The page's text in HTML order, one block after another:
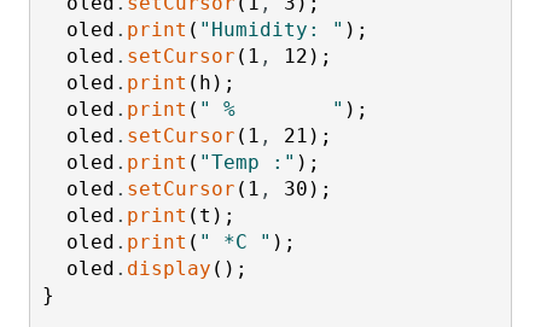
oled . print ( "Humidity: " ) ;
oled . setCursor ( 1 , 12 ) ;
oled . print ( h ) ;
oled . print ( " %	" ) ;
oled . setCursor ( 1 , 21 ) ;
oled . print ( "Temp :" ) ;
oled . setCursor ( 1 , 30 ) ;
oled . print ( t ) ;
oled . print ( " *C " ) ;
oled . display ( ) ;
}